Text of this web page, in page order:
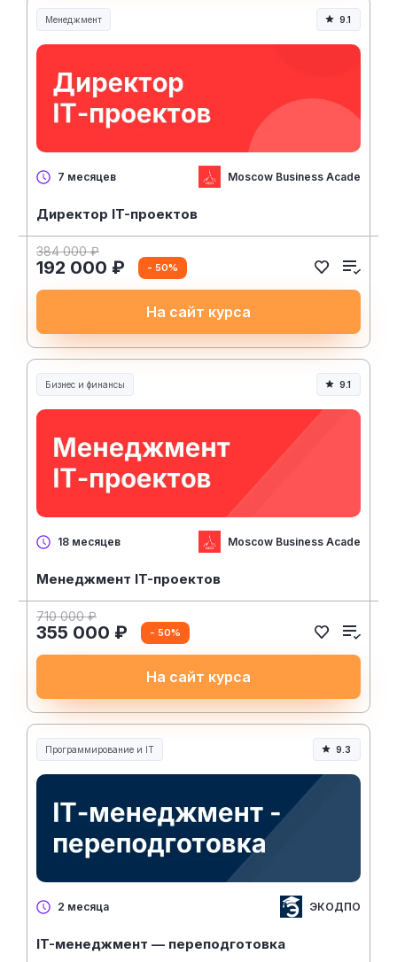
Менеджмент
Менеджмент и управление
9.1
7 месяцев Moscow Business Academy
Директор IT-проектов
384 000 ₽
192 000 ₽ - 50%
На сайт курса
Бизнес и финансы 9.1
18 месяцев Moscow Business Academy
Менеджмент IT-проектов
710 000 ₽
355 000 ₽ - 50%
На сайт курса
Программирование и IT 9.3
2 месяца ЭКОДПО
IT-менеджмент — переподготовка